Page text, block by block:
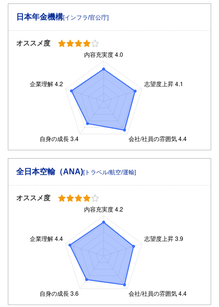
日本年金機構[インフラ/官公庁]
オススメ度
全日本空輸（ANA)[トラベル/航空/運輸]
オススメ度